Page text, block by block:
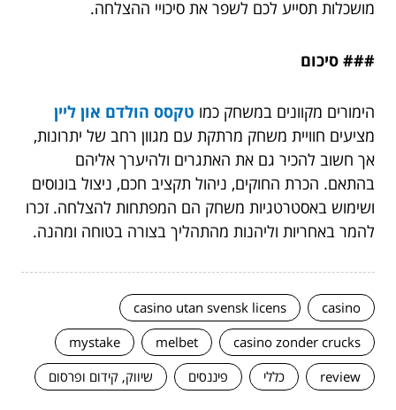
מושכלות תסייע לכם לשפר את סיכויי ההצלחה.
### סיכום
הימורים מקוונים במשחק כמו טקסס הולדם און ליין
מציעים חוויית משחק מרתקת עם מגוון רחב של יתרונות,
אך חשוב להכיר גם את האתגרים ולהיערך אליהם
בהתאם. הכרת החוקים, ניהול תקציב חכם, ניצול בונוסים
ושימוש באסטרטגיות משחק הם המפתחות להצלחה. זכרו
להמר באחריות וליהנות מהתהליך בצורה בטוחה ומהנה.
casino
casino utan svensk licens
casino zonder crucks
melbet
mystake
review
כללי פיננסים שיווק, קידום ופרסום